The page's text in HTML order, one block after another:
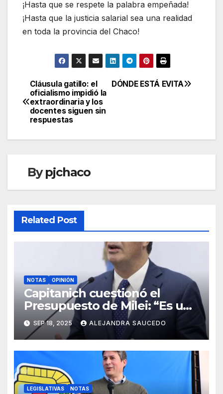
¡Hasta que se respete la palabra empeñada!
¡Hasta que la justicia salarial sea una realidad
en toda la provincia del Chaco!
Navegación
de
entradas
DÓNDE ESTÁ EVITA
Cláusula gatillo: el
oficialismo impidió la
extraordinaria y los
docentes siguen sin
respuestas
Bypjchaco
Related Post
NOTAS OPINIÓN
Capitanich cuestionó el
Presupuesto de Milei: “Es un
ajuste brutal con
consecuencias reales”
SEP 18, 2025 ALEJANDRA SAUCEDO
LEGISLATIVAS NOTAS